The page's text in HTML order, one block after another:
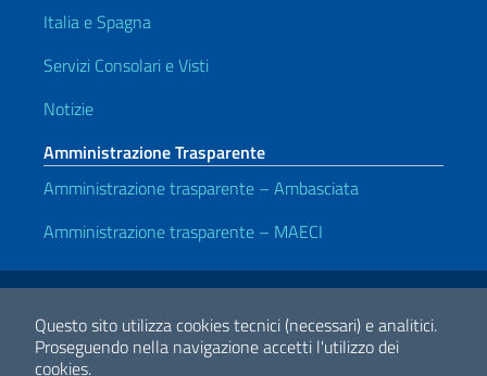
Questo sito utilizza cookies tecnici (necessari) e analitici.
Proseguendo nella navigazione accetti l'utilizzo dei
cookies.
Italia e Spagna
Servizi Consolari e Visti
Notizie
Amministrazione Trasparente
Amministrazione trasparente – Ambasciata
Amministrazione trasparente – MAECI
Link Utili